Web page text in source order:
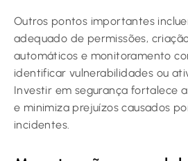
Outros pontos importantes
adequado de permissões,
automáticos e monitoramento
identificar vulnerabilidades ou
Investir em segurança fortalece
e minimiza prejuízos causados
incidentes.